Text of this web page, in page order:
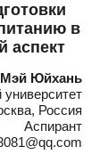
в
аспект
Мэй Юйхань
Россия
Аспирант